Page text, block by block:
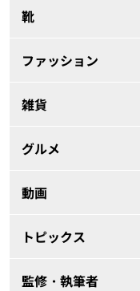
靴
ファッション
雑貨
グルメ
動画
トピックス
監修・執筆者